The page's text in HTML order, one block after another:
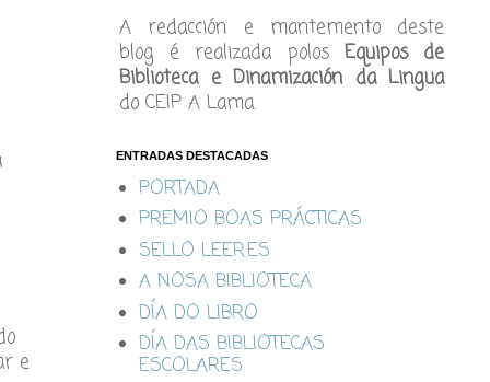
e
A redacción e mantemento deste
blog é realizada polos Equipos de
Biblioteca e Dinamización da Lingua
do CEIP A Lama.
ENTRADAS DESTACADAS
PORTADA
PREMIO BOAS PRÁCTICAS
SELLO LEER.ES
A NOSA BIBLIOTECA
DÍA DO LIBRO
DÍA DAS BIBLIOTECAS
ESCOLARES